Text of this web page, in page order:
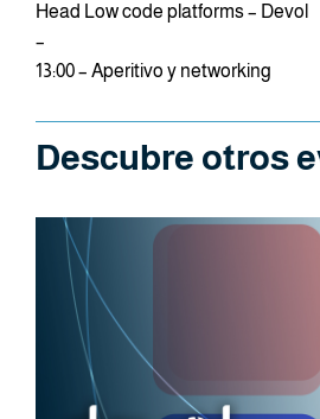
Head Low code platforms – Devol
–
13:00 – Aperitivo y networking
Descubre otros